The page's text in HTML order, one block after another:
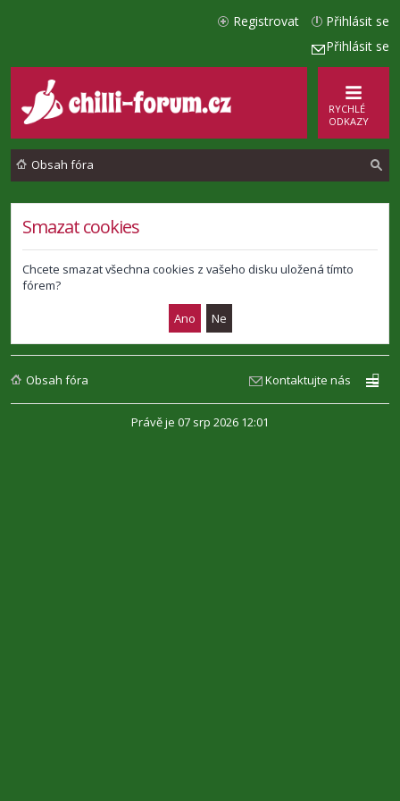
Přihlásit se
Přihlásit se
Registrovat
RYCHLÉ
ODKAZY
Obsah fóra
Smazat cookies
Chcete smazat všechna cookies z vašeho disku uložená tímto
fórem?
Obsah fóra Kontaktujte nás
Právě je 07 srp 2026 12:01